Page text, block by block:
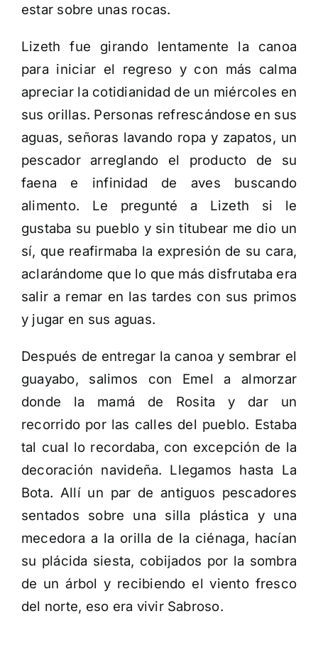
estar sobre unas rocas.
Lizeth fue girando lentamente la canoa
para iniciar el regreso y con más calma
apreciar la cotidianidad de un miércoles en
sus orillas. Personas refrescándose en sus
aguas, señoras lavando ropa y zapatos, un
pescador arreglando el producto de su
faena e infinidad de aves buscando
alimento. Le pregunté a Lizeth si le
gustaba su pueblo y sin titubear me dio un
sí, que reafirmaba la expresión de su cara,
aclarándome que lo que más disfrutaba era
salir a remar en las tardes con sus primos
y jugar en sus aguas.
Después de entregar la canoa y sembrar el
guayabo, salimos con Emel a almorzar
donde la mamá de Rosita y dar un
recorrido por las calles del pueblo. Estaba
tal cual lo recordaba, con excepción de la
decoración navideña. Llegamos hasta La
Bota. Allí un par de antiguos pescadores
sentados sobre una silla plástica y una
mecedora a la orilla de la ciénaga, hacían
su plácida siesta, cobijados por la sombra
de un árbol y recibiendo el viento fresco
del norte, eso era vivir Sabroso.